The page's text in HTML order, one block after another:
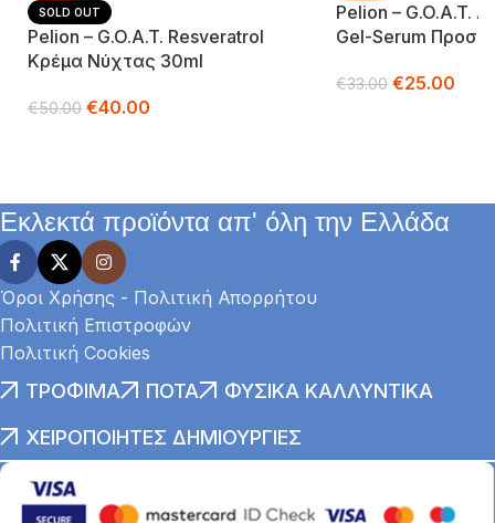
SOLD OUT
Pelion – G.o.a.t. Resveratrol
Κρέμα Νύχτας 30ml
€50.00 €40.00
Pelion – G.o.a.t.
Gel-Serum
€33.00 €25.00
Εκλεκτά προϊόντα απ' όλη την Ελλάδα
Όροι Χρήσης - Πολιτική Απορρήτου
Πολιτική Επιστροφών
Πολιτική Cookies
ΤΡΌΦΙΜΑ ΠΟΤΆ
ΦΥΣΙΚΆ ΚΑΛΛΥΝΤΙΚΆ
ΧΕΙΡΟΠΟΊΗΤΕΣ ΔΗΜΙΟΥΡΓΊΕΣ